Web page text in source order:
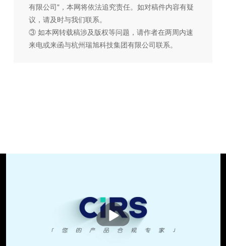
有限公司"，本网将依法追究责任。如对稿件内容有疑
议，请及时与我们联系。
③ 如本网转载稿涉及版权等问题，请作者在两周内速
来电或来函与杭州瑞旭科技集团有限公司联系。
播
放